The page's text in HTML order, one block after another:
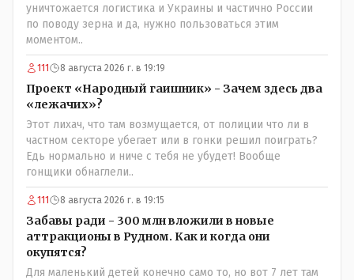
уничтожается логистика и Украины и частично России
по поводу зерна и да, нужно пользоваться этим
моментом..
111 8 августа 2026 г. в 19:19
Проект «Народный гаишник» - Зачем здесь два
«лежачих»?
Этот лихач, что там возмущается, от полиции что ли в
частном секторе убегает или в гонки решил поиграть?
Едь нормально и ниче с тебя не убудет! Вообще
гонщики обнаглели..
111 8 августа 2026 г. в 19:15
Забавы ради - 300 млн вложили в новые
аттракционы в Рудном. Как и когда они
окупятся?
Для маленький детей конечно само то, но вот 7 лет там